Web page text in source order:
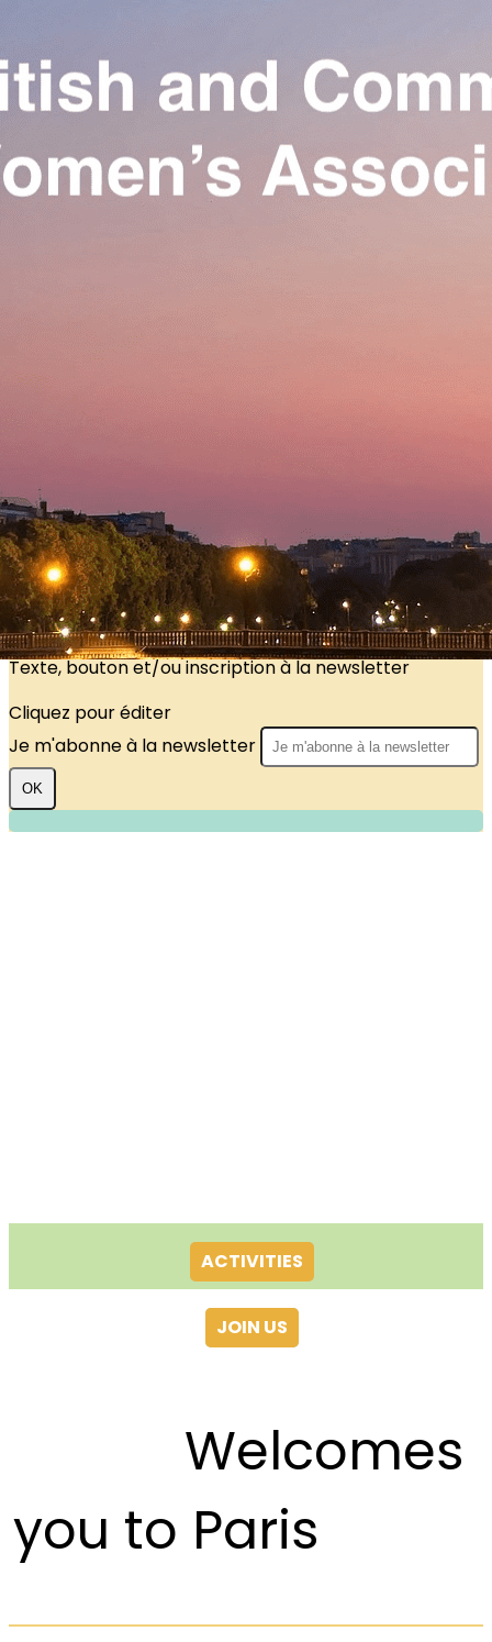
Exporter uniquement les colonnes affichées
Ajoutez un logo, un bouton, des réseaux sociaux
Our Association
Activities
Join us
?>
Images de la page d'accueil
Cliquez pour éditer
Texte, bouton et/ou inscription à la newsletter
Cliquez pour éditer
Je m'abonne à la newsletter
OK
ACTIVITIES
JOIN US
Welcomes
you to Paris